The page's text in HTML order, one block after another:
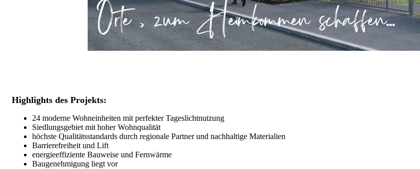
Highlights des Projekts:
24 moderne Wohneinheiten mit perfekter Tageslichtnutzung
Siedlungsgebiet mit hoher Wohnqualität
höchste Qualitätsstandards durch regionale Partner und nachhaltige Materialien
Barrierefreiheit und Lift
energieeffiziente Bauweise und Fernwärme
Baugenehmigung liegt vor